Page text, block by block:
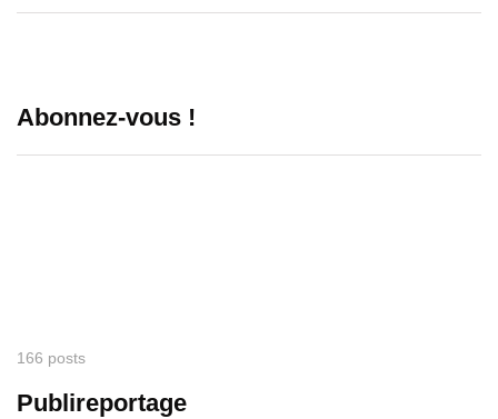
Abonnez-vous !
166 posts
Publireportage